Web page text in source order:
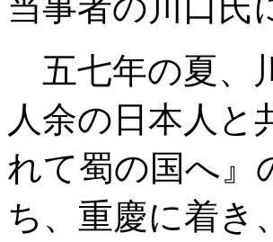
五七年の夏、
人余の日本人と
れて蜀の国へ』
ち、重慶に着き